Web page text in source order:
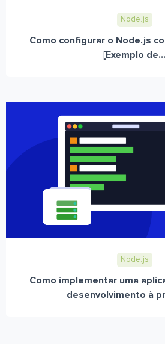
Node.js
Como configurar o Node.js
[Exemplo de...
Node.js
Como implementar uma
desenvolvimento à